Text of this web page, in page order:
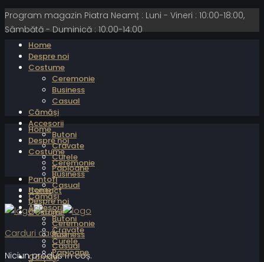
Program magazin Piatra Neamț : Luni - Vineri : 10:00-18:00,
Sâmbătă - Duminică : 10:00-14:00
Home
Despre noi
Costume
Ceremonie
Business
Casual
Cămăși
Accesorii
Butoni
Cravate
Curele
Papioane
Pantofi
Contact
Carduri cadou
Niciun produs în coș.
Home
Despre noi
Costume
Ceremonie
Business
Casual
Cămăși
Accesorii
Butoni
Cravate
Curele
Papioane
Home
Despre noi
Costume
Ceremonie
Business
Casual
Cămăși